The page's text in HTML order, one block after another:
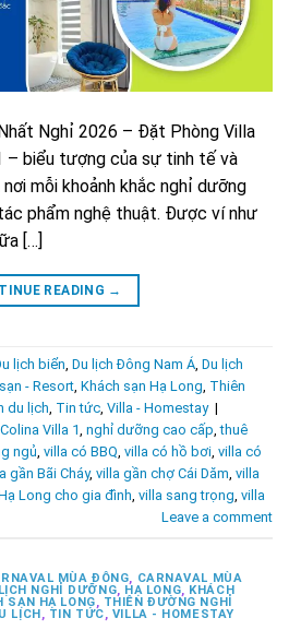
Nghỉ 2026 – Đặt Phòng Villa
– biểu tượng của sự tinh tế và
mỗi khoảnh khắc nghỉ dưỡng
phẩm nghệ thuật. Được ví như
[…]
READING →
lịch biển, Du lịch Đông Nam Á, Du lịch
- Resort, Khách sạn Hạ Long, Thiên
du lịch, Tin tức, Villa - Homestay |
Villa 1, nghỉ dưỡng cao cấp,thuê
ngủ, villa có BBQ, villa có hồ bơi, villa có
gần Bãi Cháy, villa gần chợ Cái Dăm, villa
Long cho gia đình, villa sang trọng, villa
Leave a comment
MÙA ĐÔNG, CARNAVAL MÙA
NGHỈ DƯỠNG, HẠ LONG, KHÁCH
SẠN HẠ LONG, THIÊN ĐƯỜNG NGHỈ
LỊCH , TIN TỨC, VILLA - HOMESTAY